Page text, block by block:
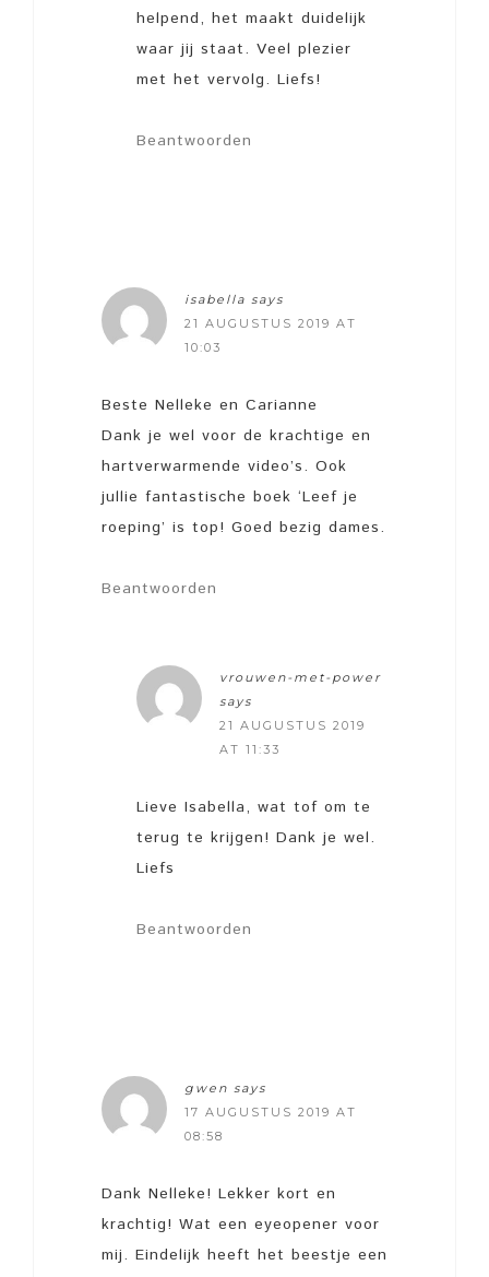
helpend, het maakt duidelijk
waar jij staat. Veel plezier
met het vervolg. Liefs!
Beantwoorden
isabella says
21 AUGUSTUS 2019 AT
10:03
Beste Nelleke en Carianne
Dank je wel voor de krachtige en
hartverwarmende video’s. Ook
jullie fantastische boek ‘Leef je
roeping’ is top! Goed bezig dames.
Beantwoorden
vrouwen-met-power
says
21 AUGUSTUS 2019
AT 11:33
Lieve Isabella, wat tof om te
terug te krijgen! Dank je wel.
Liefs
Beantwoorden
gwen says
17 AUGUSTUS 2019 AT
08:58
Dank Nelleke! Lekker kort en
krachtig! Wat een eyeopener voor
mij. Eindelijk heeft het beestje een